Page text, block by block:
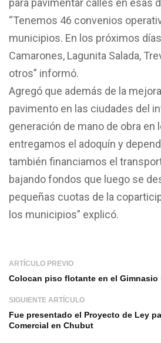
para pavimentar calles en esas
“Tenemos 46 convenios
municipios. En los próximos
Camarones, Lagunita Salada,
otros” informó.
Agregó que además de la
pavimento en las ciudades del
generación de mano de obra en
entregamos el adoquín y
también financiamos el
bajando fondos que luego se
pequeñas cuotas de la
los municipios” explicó.
ARTÍCULO PREVIO
Colocan piso flotante en el Gimnasio
SIGUIENTE ARTÍCULO
Fue presentado el Proyecto de Ley
Comercial en Chubut